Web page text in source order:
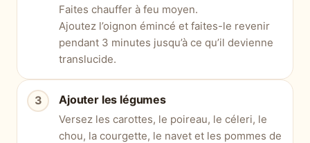
Faites chauffer à feu moyen.
Ajoutez l’oignon émincé et faites-le revenir
pendant 3 minutes jusqu’à ce qu’il devienne
translucide.
Ajouter les légumes
Versez les carottes, le poireau, le céleri, le
chou, la courgette, le navet et les pommes de